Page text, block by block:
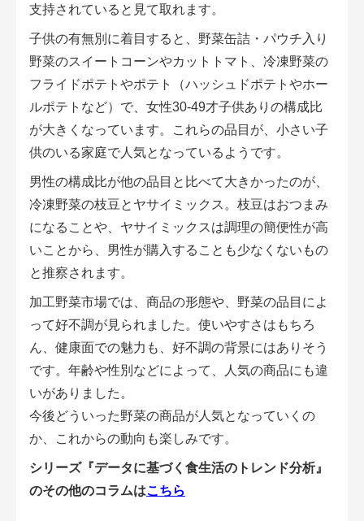
支持されていると見て取れます。
子供の有無別に着目すると、野菜缶詰・パウチ入り
野菜のスイートコーンやカットトマト、冷凍野菜の
フライドポテトやポテト（ハッシュドポテトやホー
ルポテトなど）で、女性30-49才子供ありの構成比
が大きくなっています。これらの品目が、小さい子
供のいる家庭で人気となっているようです。
男性の構成比が他の品目と比べて大きかったのが、
冷凍野菜の枝豆とヤサイミックス。枝豆はおつまみ
になることや、ヤサイミックスは調理の簡便性が高
いことから、男性が購入することも少なくないもの
と推察されます。
加工野菜市場では、商品の形態や、野菜の品目によ
って好不調が見られました。使いやすさはもちろ
ん、健康面での魅力も、好不調の背景にはありそう
です。年齢や性別などによって、人気の商品にも違
いがありました。
今後どういった野菜の商品が人気となっていくの
か、これからの動向も楽しみです。
シリーズ『データに基づく食生活のトレンド分析』
のその他のコラムはこちら